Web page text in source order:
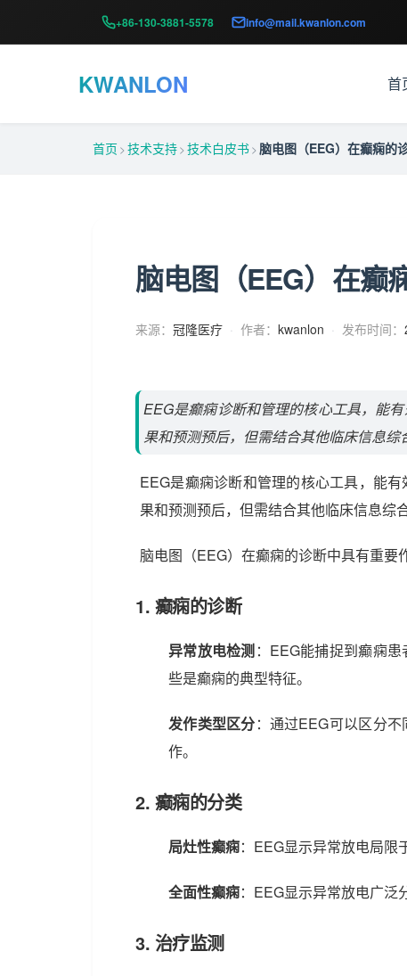
+86-130-3881-5578 info@mail.kwanlon.com
KWANLON 首
首页 > 技术支持> 技术白皮书> 脑电图（EEG）在癫痫的
脑电图（EEG）在癫
来源： 冠隆医疗 · 作者： kwanlon · 发布时间：
EEG是癫痫诊断和管理的核心工具，能
果和预测预后，但需结合其他临床信息综
EEG是癫痫诊断和管理的核心工具，能
果和预测预后，但需结合其他临床信息综
脑电图（EEG）在癫痫的诊断中具有重要
1. 癫痫的诊断
异常放电检测：EEG能捕捉到癫痫
些是癫痫的典型特征。
发作类型区分：通过EEG可以区分
作。
2. 癫痫的分类
局灶性癫痫：EEG显示异常放电局限
全面性癫痫：EEG显示异常放电广泛
3. 治疗监测